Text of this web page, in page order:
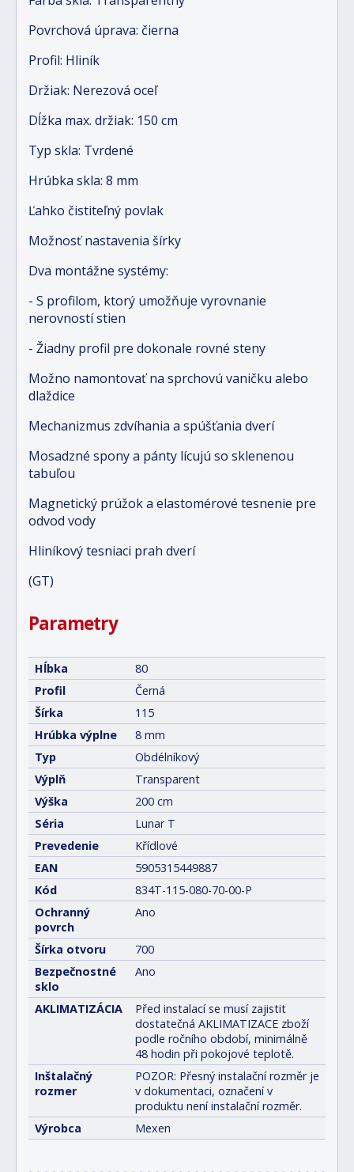
Povrchová úprava: čierna
Profil: Hliník
Držiak: Nerezová oceľ
Dĺžka max. držiak: 150 cm
Typ skla: Tvrdené
Hrúbka skla: 8 mm
Ľahko čistiteľný povlak
Možnosť nastavenia šírky
Dva montážne systémy:
- S profilom, ktorý umožňuje vyrovnanie
nerovností stien
- Žiadny profil pre dokonale rovné steny
Možno namontovať na sprchovú vaničku alebo
dlaždice
Mechanizmus zdvíhania a spúšťania dverí
Mosadzné spony a pánty lícujú so sklenenou
tabuľou
Magnetický prúžok a elastomérové tesnenie pre
odvod vody
Hliníkový tesniaci prah dverí
(GT)
Parametry
Hĺbka
80
Profil
Černá
Šírka
115
Hrúbka výplne
8 mm
Typ
Obdélníkový
Výplň
Transparent
Výška
200 cm
Séria
Lunar T
Prevedenie
Křídlové
EAN
5905315449887
Kód
834T-115-080-70-00-P
Ochranný
povrch
Ano
Šírka otvoru
700
Bezpečnostné
sklo
Ano
AKLIMATIZÁCIA
Před instalací se musí zajistit
dostatečná AKLIMATIZACE zboží
podle ročního období, minimálně
48 hodin při pokojové teplotě.
Inštalačný
rozmer
POZOR: Přesný instalační rozměr je
v dokumentaci, označení v
produktu není instalační rozměr.
Výrobca
Mexen